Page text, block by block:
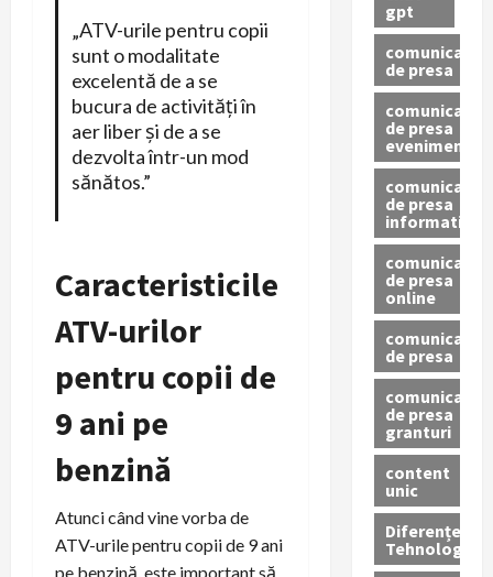
„ATV-urile pentru copii
sunt o modalitate
excelentă de a se
bucura de activități în
aer liber și de a se
dezvolta într-un mod
sănătos.”
Caracteristicile
ATV-urilor
pentru copii de
9 ani pe
benzină
Atunci când vine vorba de
ATV-urile pentru copii de 9 ani
pe benzină, este important să
gpt
comunicat
de presa
comunicat
de presa
eveniment
comunicat
de presa
informativ
comunicat
de presa
online
comunicate
de presa
comunicate
de presa
granturi
content
unic
Diferențe
Tehnologice